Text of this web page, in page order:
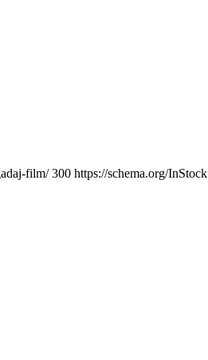
film/ 300 https://schema.org/InStock